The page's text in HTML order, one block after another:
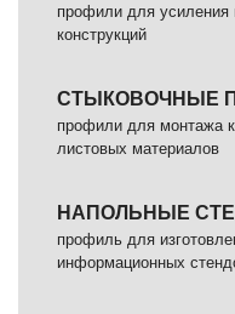
профили для
конструкций
СТЫКОВОЧНЫЕ
профили для монтажа
листовых материалов
НАПОЛЬНЫЕ
профиль для
информационных